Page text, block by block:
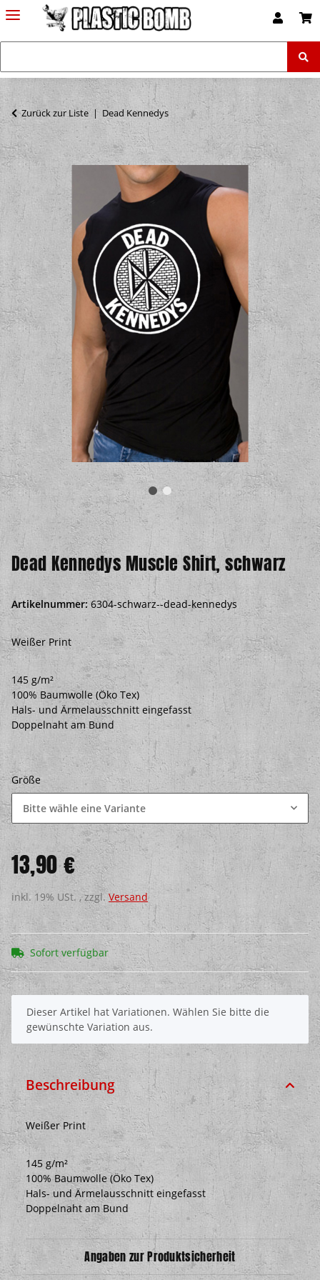
Zurück zur Liste Dead Kennedys
Dead Kennedys Muscle Shirt, schwarz
Artikelnummer:6304-schwarz--dead-kennedys
Weißer Print
145 g/m²
100% Baumwolle (Öko Tex)
Hals- und Ärmelausschnitt eingefasst
Doppelnaht am Bund
Größe
Bitte wähle eine Variante
13,90 €
inkl. 19% USt. , zzgl. Versand
Sofort verfügbar
x
Dieser Artikel hat Variationen. Wählen Sie bitte die
gewünschte Variation aus.
Beschreibung
Weißer Print
145 g/m²
100% Baumwolle (Öko Tex)
Hals- und Ärmelausschnitt eingefasst
Doppelnaht am Bund
Angaben zur Produktsicherheit